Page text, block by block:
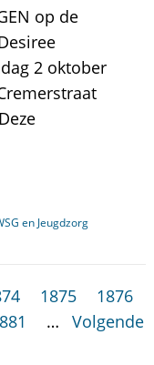
op de
2 oktober
en Jeugdzorg
1875
1876
…
Volgende